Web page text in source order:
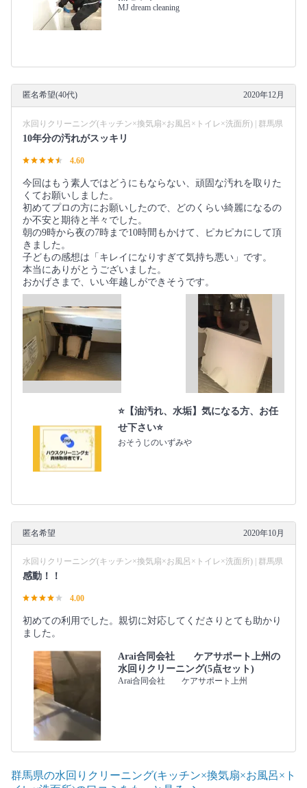
MJ dream cleaning
匿名希望(40代) 2020年12月
水回りクリーニング(キッチン×換気扇×お風呂×トイレ×洗面所) | 群馬県
10年分の汚れがスッキリ
4.60
今回はもう素人ではどうにもならない、頑固な汚れを取りた
くてお願いしました。
初めてプロの方にお願いしたので、どのくらい綺麗になるの
か不安と期待と半々でした。
朝の9時から夜の7時まで10時間もかけて、ピカピカにして頂
きました。
子どもの感想は「キレイになりすぎて気持ち悪い」です。
本当にありがとうございました。
おかげさまで、いい年越しができそうです。
⭐️【油汚れ、水垢】気になる方、お任
せ下さい⭐️
おそうじのいずみや
匿名希望 2020年10月
水回りクリーニング(キッチン×換気扇×お風呂×トイレ×洗面所) | 群馬県
感動！！
4.00
初めての利用でした。親切に対応してくださりとても助かり
ました。
Arai合同会社 ケアサポート上州の
水回りクリーニング(5点セット)
Arai合同会社 ケアサポート上州
群馬県の水回りクリーニング(キッチン×換気扇×お風呂×ト